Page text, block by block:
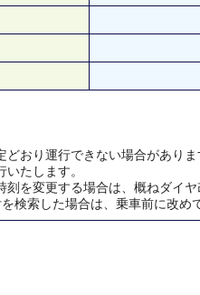
おり運行できない場合がありま
たします。
刻を変更する場合は、概ねダイ
検索した場合は、乗車前に改め